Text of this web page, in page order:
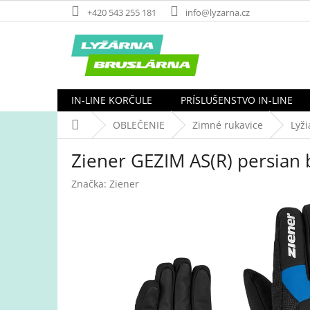
na
+420 543 255 181 info@lyzarna.cz
IN-LINE KORČULE PRÍSLUŠENSTVO IN-LINE
DomovOBLEČENIE Zimné rukavice
Ziener GEZIM AS(R) persian
Značka: Ziener